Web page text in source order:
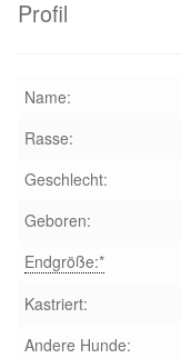
Glückliche Fellnasen
Regenbogenbrücke
Aktuelles
Reiseberichte
Profil
Name:
Rasse:
Geschlecht:
Geboren:
Endgröße:*
Kastriert:
Andere Hunde: